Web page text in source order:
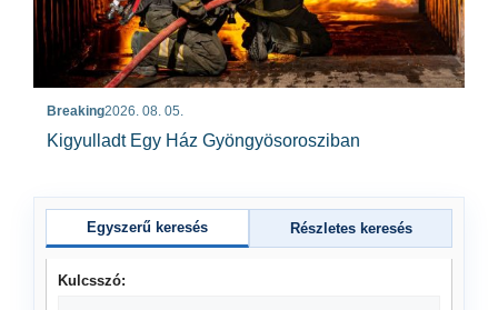
Breaking2026. 08. 05.
Kigyulladt Egy Ház Gyöngyösorosziban
Egyszerű keresés Részletes keresés
Kulcsszó: